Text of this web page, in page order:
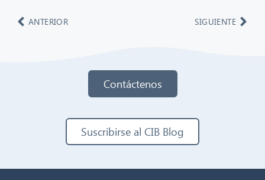
ANTERIOR SIGUIENTE
Contáctenos
Suscribirse al CIB Blog